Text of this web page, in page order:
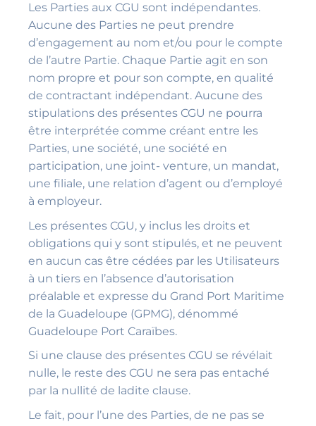
Les Parties aux CGU sont indépendantes.
Aucune des Parties ne peut prendre
d’engagement au nom et/ou pour le compte
de l’autre Partie. Chaque Partie agit en son
nom propre et pour son compte, en qualité
de contractant indépendant. Aucune des
stipulations des présentes CGU ne pourra
être interprétée comme créant entre les
Parties, une société, une société en
participation, une joint- venture, un mandat,
une filiale, une relation d’agent ou d’employé
à employeur.
Les présentes CGU, y inclus les droits et
obligations qui y sont stipulés, et ne peuvent
en aucun cas être cédées par les Utilisateurs
à un tiers en l’absence d’autorisation
préalable et expresse du Grand Port Maritime
de la Guadeloupe (GPMG), dénommé
Guadeloupe Port Caraïbes.
Si une clause des présentes CGU se révélait
nulle, le reste des CGU ne sera pas entaché
par la nullité de ladite clause.
Le fait, pour l’une des Parties, de ne pas se